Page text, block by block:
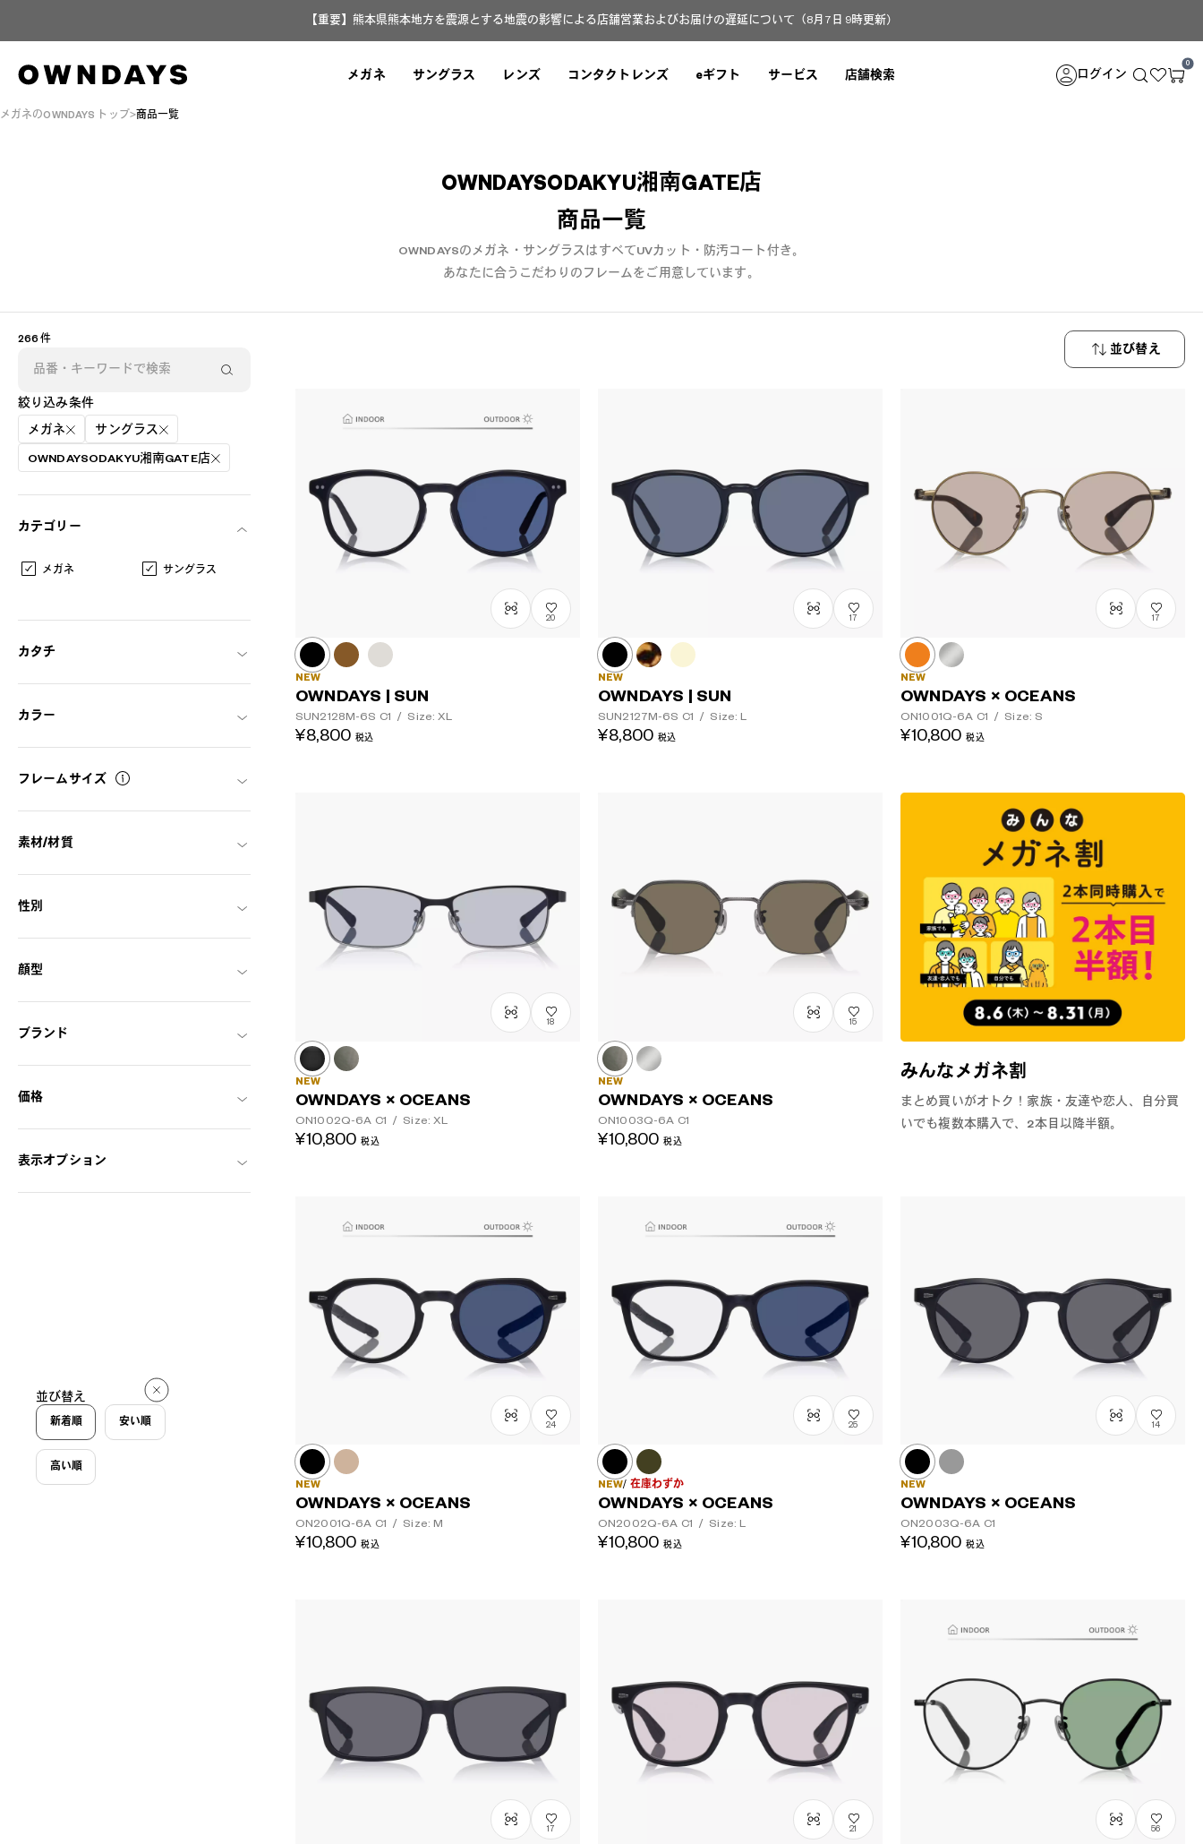
【重要】熊本県熊本地方を震源とする地震の影響による店舗営業およびお届けの遅延について（8月7日 9時更新）
メガネ サングラス レンズ コンタクトレンズ eギフト サービス 店舗検索 ログイン
0
メガネのOWNDAYS トップ 商品一覧
OWNDAYSODAKYU湘南GATE店
商品一覧
OWNDAYSのメガネ・サングラスはすべてUVカット・防汚コート付き。
あなたに合うこだわりのフレームをご用意しています。
266 件
絞り込み条件
メガネ サングラス
OWNDAYSODAKYU湘南GATE店
カテゴリー
メガネ サングラス
カタチ
カラー
フレームサイズ
素材/材質
性別
顔型
ブランド
価格
表示オプション
並び替え
新着順 安い順
高い順
並び替え
みんなメガネ割
まとめ買いがオトク！家族・友達や恋人、自分買
いでも複数本購入で、2本目以降半額。
20
NEW
OWNDAYS | SUN
SUN2128M-6S C1 / Size: XL
¥8,800 税込
17
NEW
OWNDAYS | SUN
SUN2127M-6S C1 / Size: L
¥8,800 税込
17
NEW
OWNDAYS × OCEANS
ON1001Q-6A C1 / Size: S
¥10,800 税込
18
NEW
OWNDAYS × OCEANS
ON1002Q-6A C1 / Size: XL
¥10,800 税込
15
NEW
OWNDAYS × OCEANS
ON1003Q-6A C1
¥10,800 税込
24
NEW
OWNDAYS × OCEANS
ON2001Q-6A C1 / Size: M
¥10,800 税込
25
NEW 在庫わずか
OWNDAYS × OCEANS
ON2002Q-6A C1 / Size: L
¥10,800 税込
14
NEW
OWNDAYS × OCEANS
ON2003Q-6A C1
¥10,800 税込
17 21 56
レンズカラー